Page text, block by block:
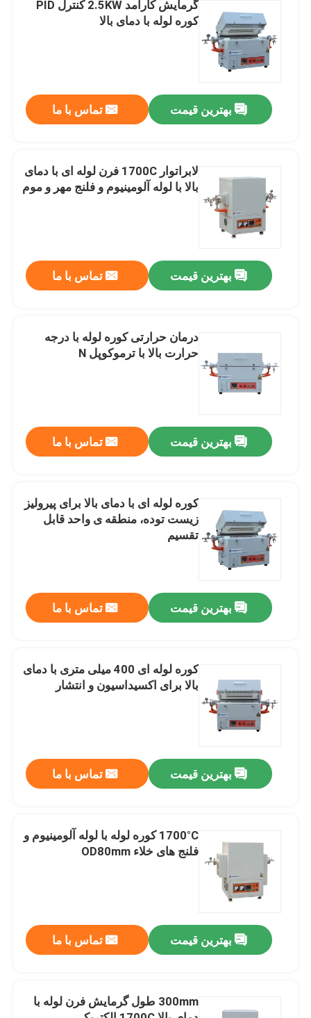
خونه
ویدیوها
تور کارخانه
درخواست نقل قول
Programtherm
کوره ی فلفل با دمای بالا
گرمایش کارآمد 2.5KW کنترل PID
کوره لوله با دمای بالا
بهترین قیمت تماس با ما
لابراتوار 1700C فرن لوله ای با دمای
بالا با لوله آلومینیوم و فلنج مهر و موم
بهترین قیمت تماس با ما
درمان حرارتی کوره لوله با درجه
حرارت بالا با ترموکوپل N
بهترین قیمت تماس با ما
کوره لوله ای با دمای بالا برای پیرولیز
زیست توده، منطقه ی واحد قابل
تقسیم
بهترین قیمت تماس با ما
کوره لوله ای 400 میلی متری با دمای
بالا برای اکسیداسیون و انتشار
بهترین قیمت تماس با ما
1700°C کوره لوله با لوله آلومینیوم و
فلنج های خلاء OD80mm
بهترین قیمت تماس با ما
300mm طول گرمایش فرن لوله با